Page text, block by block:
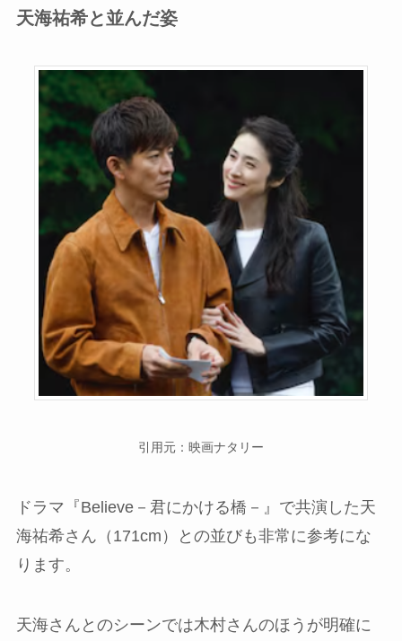
天海祐希と並んだ姿
引用元：映画ナタリー
ドラマ『Believe－君にかける橋－』で共演した天
海祐希さん（171cm）との並びも非常に参考にな
ります。
天海さんとのシーンでは木村さんのほうが明確に